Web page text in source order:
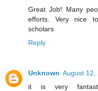
Great Job! Many
efforts. Very nice
scholars
Reply
Unknown August 12,
it is very